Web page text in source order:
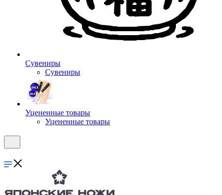
Сувениры
Сувениры
Уцененные товары
Уцененные товары